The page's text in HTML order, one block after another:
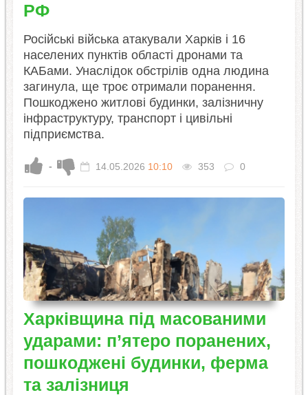
РФ
Російські війська атакували Харків і 16
населених пунктів області дронами та
КАБами. Унаслідок обстрілів одна людина
загинула, ще троє отримали поранення.
Пошкоджено житлові будинки, залізничну
інфраструктуру, транспорт і цивільні
підприємства.
- 14.05.2026 10:10 353 0
Харківщина під масованими
ударами: п’ятеро поранених,
пошкоджені будинки, ферма
та залізниця